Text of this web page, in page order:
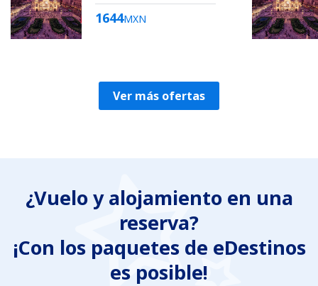
1644MXN
Ver más ofertas
¿Vuelo y alojamiento en una
reserva?
¡Con los paquetes de eDestinos
es posible!